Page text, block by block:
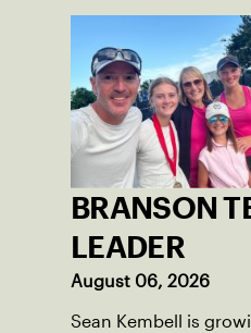
BRANSON
LEADER
August 06, 2026
Sean Kembell is